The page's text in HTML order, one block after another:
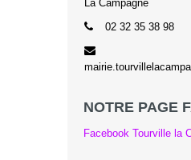
La Campagne
02 32 35 38 98
NOTRE PAGE
Facebook Tourville la